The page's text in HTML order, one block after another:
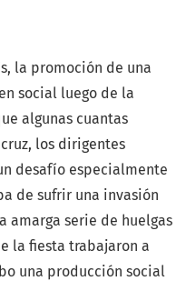
la promoción de una
social luego de la
algunas cuantas
los dirigentes
desafío especialmente
de sufrir una invasión
amarga serie de huelgas
la fiesta trabajaron a
una producción social